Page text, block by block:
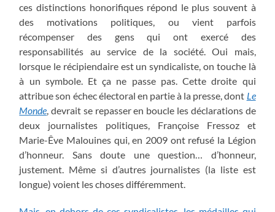
ces distinctions honorifiques répond le plus souvent à
des motivations politiques, ou vient parfois
récompenser des gens qui ont exercé des
responsabilités au service de la société. Oui mais,
lorsque le récipiendaire est un syndicaliste, on touche là
à un symbole. Et ça ne passe pas. Cette droite qui
attribue son échec électoral en partie à la presse, dont Le
Monde , devrait se repasser en boucle les déclarations de
deux journalistes politiques, Françoise Fressoz et
Marie-Êve Malouines qui, en 2009 ont refusé la Légion
d’honneur. Sans doute une question… d’honneur,
justement. Même si d’autres journalistes (la liste est
longue) voient les choses différemment.